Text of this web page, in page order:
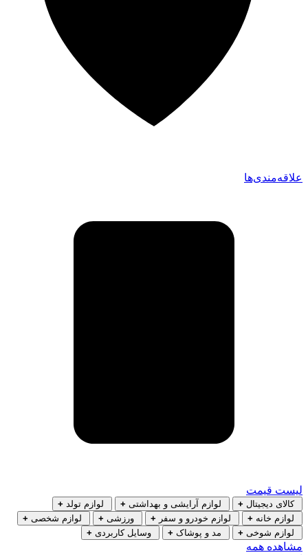
علاقه‌مندی‌ها
لیست قیمت
کالای دیجیتال + لوازم آرایشی و بهداشتی + لوازم تولد +
لوازم خانه + لوازم خودرو و سفر + ورزشی + لوازم شخصی +
لوازم شوخی + مد و پوشاک + وسایل کاربردی +
مشاهده همه